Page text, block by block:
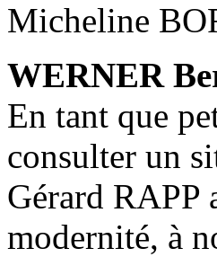
Micheline
WERNER
En tant que
consulter un
Gérard RAPP
modernité, à